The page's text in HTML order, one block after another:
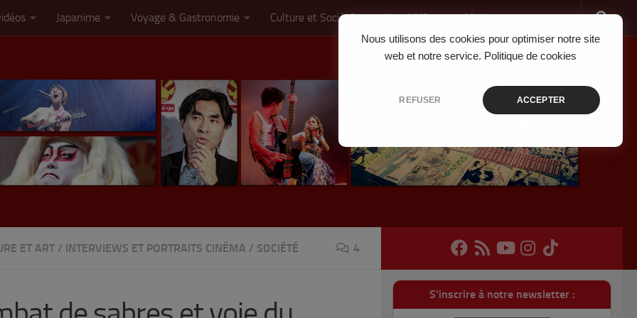
Nous utilisons des cookies pour optimiser notre site
web et notre service. Politique de cookies
REFUSER ACCEPTER
Japanime Voyage & Gastronomie Culture et Société Jeux Vidéo Musique
ET ART / INTERVIEWS ET PORTRAITS CINÉMA / SOCIÉTÉ 4
S'inscrire à notre newsletter :